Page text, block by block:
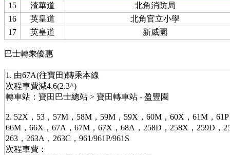
15
渣華道
北角消防局
16
英皇道
北角官立小學
17
英皇道 新威園
巴士轉乘優惠
1. 由67A(往寶田)轉乘本線
次程車費減4.6(2.3^)
轉車站：寶田巴士總站 > 寶田轉車站 - 盈豐園
2. 52X，53，57M，58M，59M，59X，60M，60X，61M，
66M，66X，67A，67M，67X，68A，258D，258X，259D，
263，263A，263C，961/961P/961S
次程車費：